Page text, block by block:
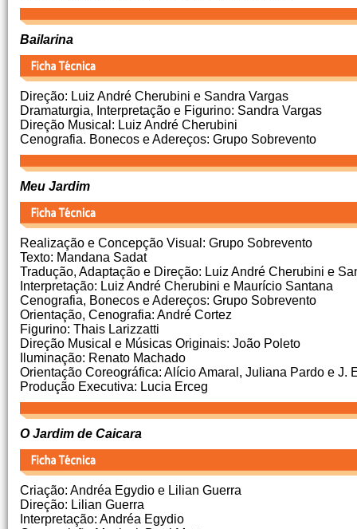
Bailarina
Direção: Luiz André Cherubini e Sandra Vargas
Dramaturgia, Interpretação e Figurino: Sandra Vargas
Direção Musical: Luiz André Cherubini
Cenografia. Bonecos e Adereços: Grupo Sobrevento
Meu Jardim
Realização e Concepção Visual: Grupo Sobrevento
Texto: Mandana Sadat
Tradução, Adaptação e Direção: Luiz André Cherubini e
Interpretação: Luiz André Cherubini e Maurício Santana
Cenografia, Bonecos e Adereços: Grupo Sobrevento
Orientação, Cenografia: André Cortez
Figurino: Thais Larizzatti
Direção Musical e Músicas Originais: João Poleto
Iluminação: Renato Machado
Orientação Coreográfica: Alício Amaral, Juliana Pardo e J.
Produção Executiva: Lucia Erceg
O Jardim de Caicara
Criação: Andréa Egydio e Lilian Guerra
Direção: Lilian Guerra
Interpretação: Andréa Egydio